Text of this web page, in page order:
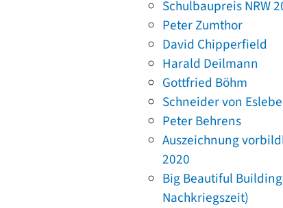
Schulbaupreis NRW
Peter Zumthor
David Chipperfield
Harald Deilmann
Gottfried Böhm
Schneider von
Peter Behrens
Auszeichnung
2020
Big Beautiful
Nachkriegszeit)